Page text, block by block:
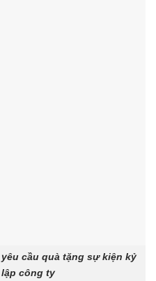
cầu quà tặng sự kiện kỷ
công ty